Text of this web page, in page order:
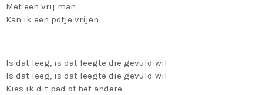
Met een vrij man
Kan ik een potje vrijen
Is dat leeg, is dat leegte die gevuld wil
Is dat leeg, is dat leegte die gevuld wil
Kies ik dit pad of het andere